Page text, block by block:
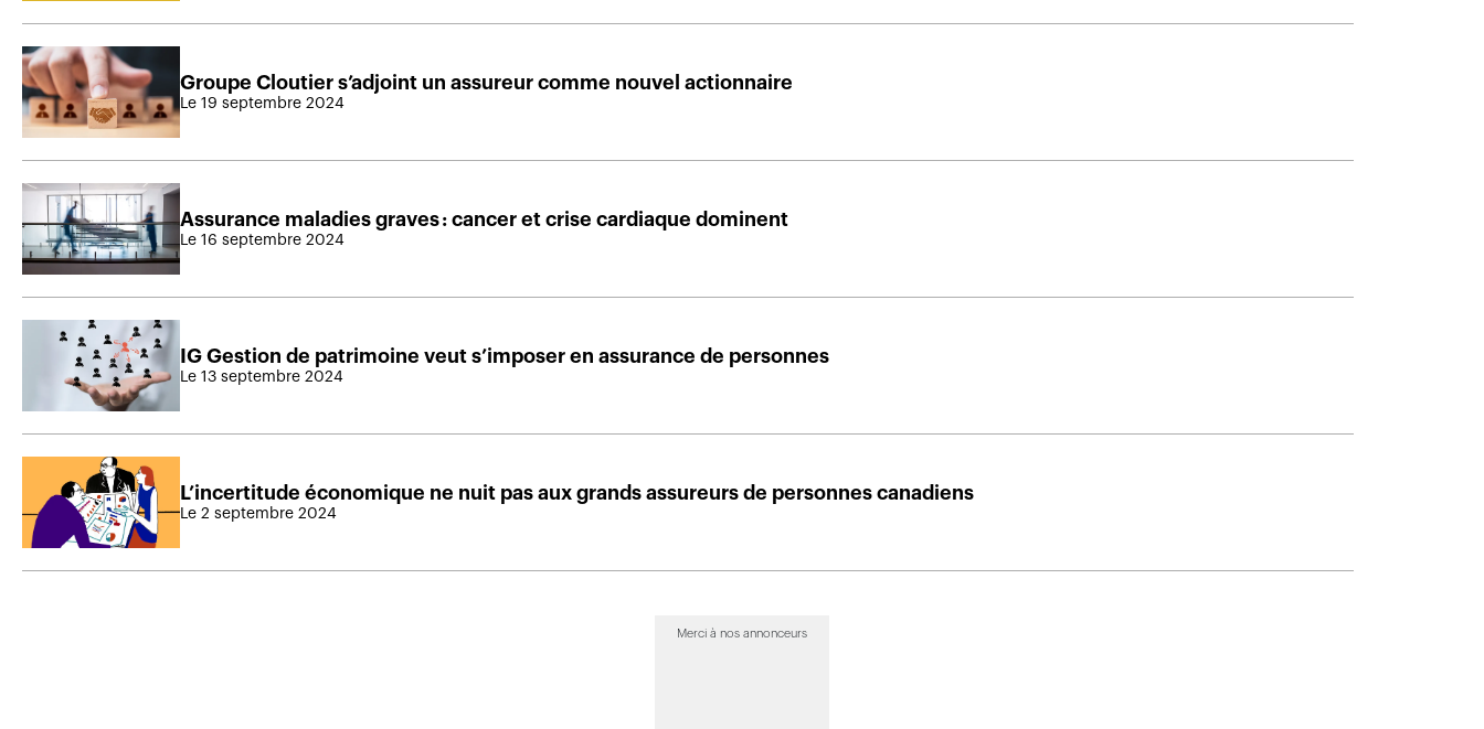
Groupe Cloutier s’adjoint un assureur comme nouvel actionnaire
Le 19 septembre 2024
Assurance maladies graves : cancer et crise cardiaque dominent
Le 16 septembre 2024
IG Gestion de patrimoine veut s’imposer en assurance de personnes
Le 13 septembre 2024
L’incertitude économique ne nuit pas aux grands assureurs de personnes canadiens
Le 2 septembre 2024
Merci à nos annonceurs